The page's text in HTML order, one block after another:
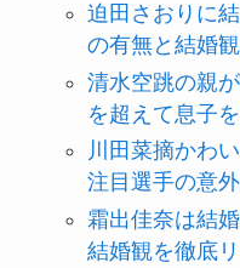
迫田さおりに
の有無と結婚
清水空跳の親
を超えて息子
川田菜摘かわ
注目選手の意
霜出佳奈は結
結婚観を徹底リ